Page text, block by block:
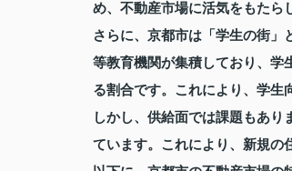
め、不動産市場に活気をもたら
さらに、京都市は「学生の街」
等教育機関が集積しており、学
る割合です。これにより、学生
しかし、供給面では課題もあ
ています。これにより、新規の